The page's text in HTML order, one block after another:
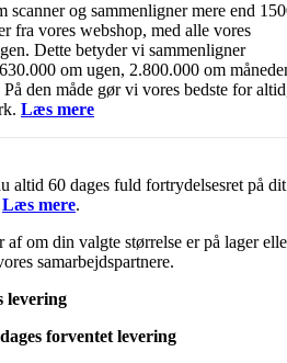
scanner og sammenligner mere end
fra vores webshop, med alle vores
Dette betyder vi sammenligner
om ugen, 2.800.000 om
den måde gør vi vores bedste for
Læs mere
altid 60 dages fuld fortrydelsesret på dit
Læs mere.
om din valgte størrelse er på lager
samarbejdspartnere.
levering
forventet levering